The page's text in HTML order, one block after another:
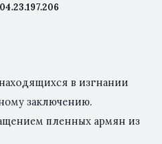
в изгнании
заключению.
пленных армян из